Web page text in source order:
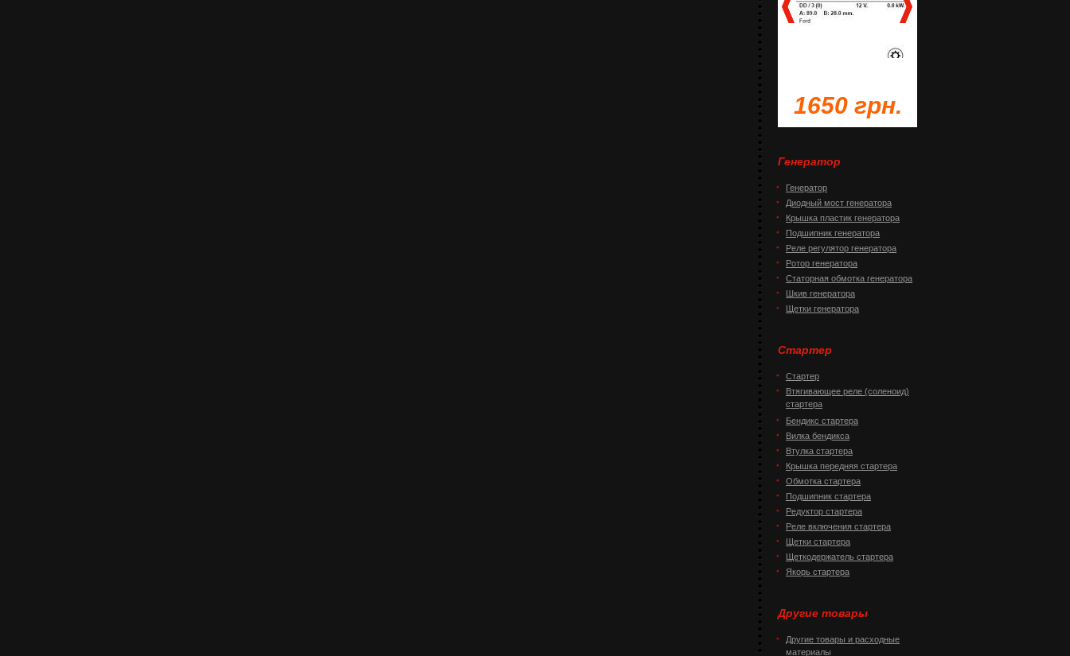
1650 грн.
Генератор
Генератор
Диодный мост генератора
Крышка пластик генератора
Подшипник генератора
Реле регулятор генератора
Ротор генератора
Статорная обмотка генератора
Шкив генератора
Щетки генератора
Стартер
Стартер
Втягивающее реле (соленоид)
стартера
Бендикс стартера
Вилка бендикса
Втулка стартера
Крышка передняя стартера
Обмотка стартера
Подшипник стартера
Редуктор стартера
Реле включения стартера
Щетки стартера
Щеткодержатель стартера
Якорь стартера
Другие товары
Другие товары и расходные